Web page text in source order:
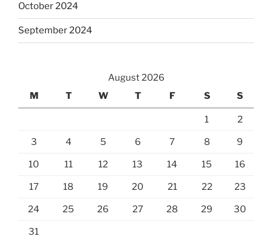
October 2024
September 2024
August 2026
M
T W T F S S
1 2
3 4 5 6 7 8 9
10 11 12 13 14 15 16
17 18 19 20 21 22 23
24 25 26 27 28 29 30
31